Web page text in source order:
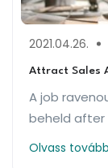
2021.04.26.
Attract Sales
A job
beheld after
Olvass tovább